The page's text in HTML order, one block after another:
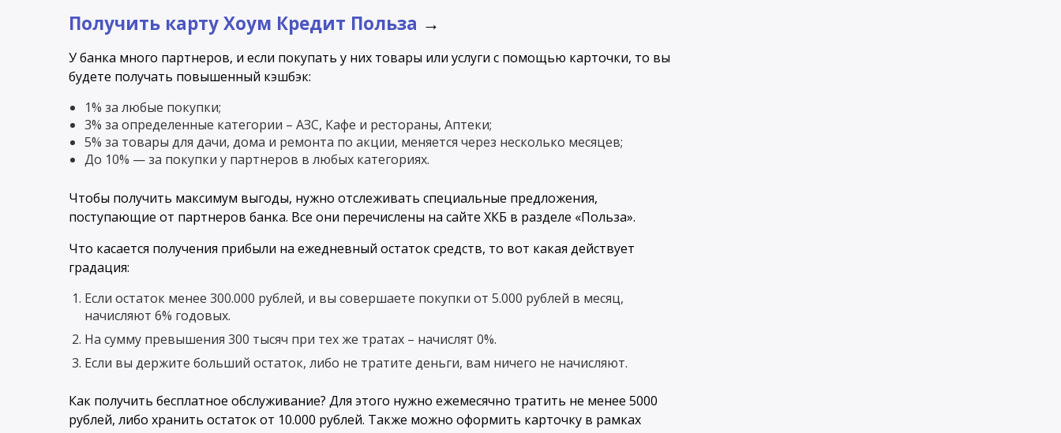
Получить карту Хоум Кредит Польза →
У банка много партнеров, и если покупать у них товары или услуги с помощью карточки, то вы
будете получать повышенный кэшбэк:
1% за любые покупки;
3% за определенные категории – АЗС, Кафе и рестораны, Аптеки;
5% за товары для дачи, дома и ремонта по акции, меняется через несколько месяцев;
До 10% — за покупки у партнеров в любых категориях.
Чтобы получить максимум выгоды, нужно отслеживать специальные предложения,
поступающие от партнеров банка. Все они перечислены на сайте ХКБ в разделе «Польза».
Что касается получения прибыли на ежедневный остаток средств, то вот какая действует
градация:
Если остаток менее 300.000 рублей, и вы совершаете покупки от 5.000 рублей в месяц,
начисляют 6% годовых.
На сумму превышения 300 тысяч при тех же тратах – начислят 0%.
Если вы держите больший остаток, либо не тратите деньги, вам ничего не начисляют.
Как получить бесплатное обслуживание? Для этого нужно ежемесячно тратить не менее 5000
рублей, либо хранить остаток от 10.000 рублей. Также можно оформить карточку в рамках